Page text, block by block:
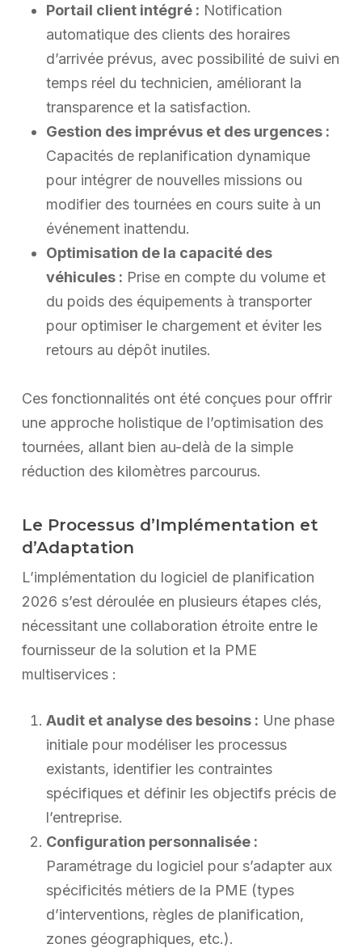
Portail client intégré : Notification
automatique des clients des horaires
d’arrivée prévus, avec possibilité de suivi en
temps réel du technicien, améliorant la
transparence et la satisfaction.
Gestion des imprévus et des urgences :
Capacités de replanification dynamique
pour intégrer de nouvelles missions ou
modifier des tournées en cours suite à un
événement inattendu.
Optimisation de la capacité des
véhicules : Prise en compte du volume et
du poids des équipements à transporter
pour optimiser le chargement et éviter les
retours au dépôt inutiles.
Ces fonctionnalités ont été conçues pour offrir
une approche holistique de l’optimisation des
tournées, allant bien au-delà de la simple
réduction des kilomètres parcourus.
Le Processus d’Implémentation et
d’Adaptation
L’implémentation du logiciel de planification
2026 s’est déroulée en plusieurs étapes clés,
nécessitant une collaboration étroite entre le
fournisseur de la solution et la PME
multiservices :
Audit et analyse des besoins : Une phase
initiale pour modéliser les processus
existants, identifier les contraintes
spécifiques et définir les objectifs précis de
l’entreprise.
Configuration personnalisée :
Paramétrage du logiciel pour s’adapter aux
spécificités métiers de la PME (types
d’interventions, règles de planification,
zones géographiques, etc.).